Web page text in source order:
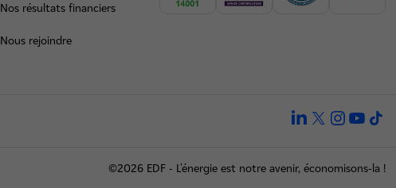
Nos résultats financiers
Nous rejoindre
linkedintwitterinstagram
©2026 EDF - L'énergie est notre avenir, économisons-la !